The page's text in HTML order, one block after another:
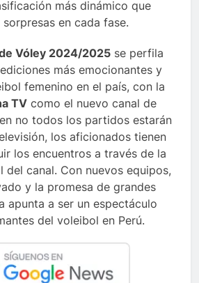
más dinámico que
en cada fase.
Vóley 2024/2025 se perfila
más emocionantes y
femenino en el país, con la
TV como el nuevo canal de
no todos los partidos estarán
los aficionados tienen
los encuentros a través de la
canal. Con nuevos equipos,
y la promesa de grandes
apunta a ser un espectáculo
del voleibol en Perú.